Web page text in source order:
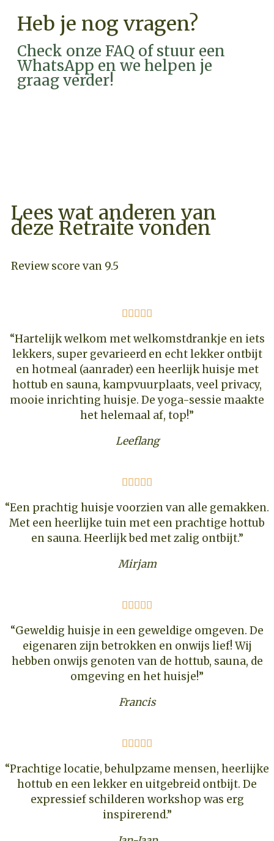
Heb je nog vragen?
Check onze FAQ of stuur een
WhatsApp en we helpen je
graag verder!
Lees wat anderen van
deze Retraite vonden
Review score van 9.5

“Hartelijk welkom met welkomstdrankje en iets
lekkers, super gevarieerd en echt lekker ontbijt
en hotmeal (aanrader) een heerlijk huisje met
hottub en sauna, kampvuurplaats, veel privacy,
mooie inrichting huisje. De yoga-sessie maakte
het helemaal af, top!”
Leeflang

“Een prachtig huisje voorzien van alle gemakken.
Met een heerlijke tuin met een prachtige hottub
en sauna. Heerlijk bed met zalig ontbijt.”
Mirjam

“Geweldig huisje in een geweldige omgeven. De
eigenaren zijn betrokken en onwijs lief! Wij
hebben onwijs genoten van de hottub, sauna, de
omgeving en het huisje!”
Francis

“Prachtige locatie, behulpzame mensen, heerlijke
hottub en een lekker en uitgebreid ontbijt. De
expressief schilderen workshop was erg
inspirerend.”